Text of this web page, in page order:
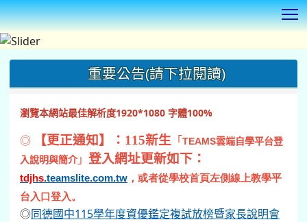
重要公告(請下拉閱讀)
瀏覽本網站最佳解析度1920*1080 字體100%
◎ 【更正通知】：115新生 「 TEAMS雲端自學平台登
入說明與簡介」 登入網址更新如下：
tdjhs.teamslite.com.tw ，或者從學校首頁左側線上教學平
台入口登入。
◎同德國中115學年度資優鑑定複試放榜暨家長說明會